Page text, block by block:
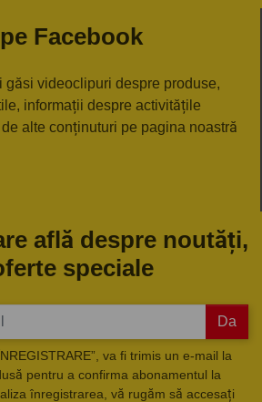
Facebook
găsi videoclipuri despre produse,
informații despre activitățile
alte conținuturi pe pagina noastră
află despre noutăți,
speciale
Da
va fi trimis un e-mail la
pentru a confirma abonamentul la
înregistrarea, vă rugăm să accesați